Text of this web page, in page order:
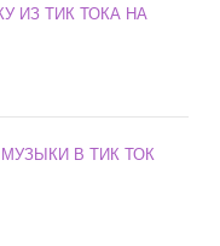
ИЗ ТИК ТОКА НА
В ТИК ТОК